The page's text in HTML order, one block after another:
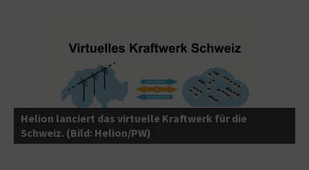
Helion lanciert das virtuelle Kraftwerk für die
Schweiz. (Bild: Helion/PW)